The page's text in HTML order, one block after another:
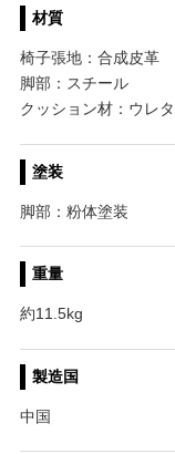
材質
椅子張地：合成皮革
脚部：スチール
クッション材：ウレ
塗装
脚部：粉体塗装
重量
約11.5kg
製造国
中国